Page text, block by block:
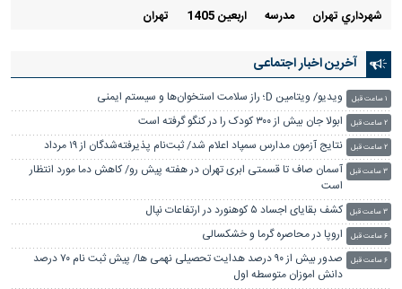
شهرداري تهران
مدرسه اربعین 1405 تهران
آخرین اخبار اجتماعی
ویدیو/ ویتامین D؛ راز سلامت استخوان‌ها و سیستم ایمنی ۱ ساعت قبل
ابولا جان بیش از ۳۰۰ کودک را در کنگو گرفته است ۲ ساعت قبل
نتایج آزمون مدارس سمپاد اعلام شد/ ثبت‌نام پذیرفته‌شدگان از ۱۹ مرداد ۲ ساعت قبل
آسمان صاف تا قسمتی ابری تهران در هفته پیش رو/ کاهش دما مورد انتظار
است
۳ ساعت قبل
کشف بقایای اجساد ۵ کوهنورد در ارتفاعات نپال ۳ ساعت قبل
اروپا در محاصره گرما و خشکسالی ۶ ساعت قبل
صدور بیش از ۹۰ درصد هدایت تحصیلی نهمی ها/ پیش ثبت نام ۷۰ درصد
دانش اموزان متوسطه اول
۶ ساعت قبل